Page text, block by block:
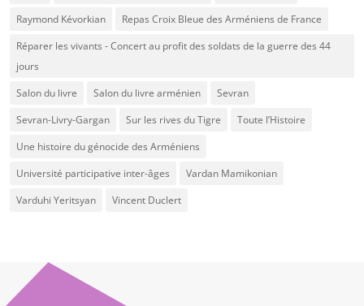
Raymond Kévorkian
Repas Croix Bleue des Arméniens de France
Réparer les vivants - Concert au profit des soldats de la guerre des 44
jours
Salon du livre
Salon du livre arménien
Sevran
Sevran-Livry-Gargan
Sur les rives du Tigre
Toute l’Histoire
Une histoire du génocide des Arméniens
Université participative inter-âges
Vardan Mamikonian
Varduhi Yeritsyan
Vincent Duclert